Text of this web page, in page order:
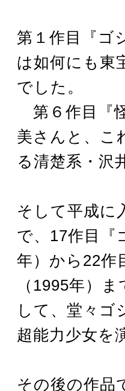
第１作目『ゴ
は如何にも東
でした。
第６作目『
美さんと、こ
る清楚系・沢
そして平成に
で、17作目『
年）から22作
（1995年）
して、堂々ゴ
超能力少女を
その後の作品